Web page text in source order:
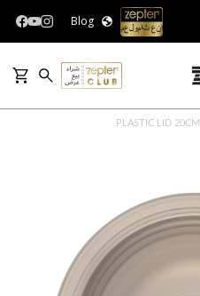
Blog
PLASTIC LID 20CM